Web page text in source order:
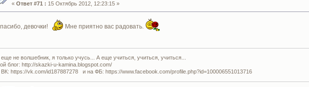
« Ответ #71 : 15 Октябрь 2012, 12:23:15 »
девочки! Мне приятно вас радовать.
не волшебник, я только учусь... А еще учиться, учиться, учиться...
блог: http://skazki-u-kamina.blogspot.com/
https://vk.com/id187887278 и на ФБ: https://www.facebook.com/profile.php?id=100006551013716